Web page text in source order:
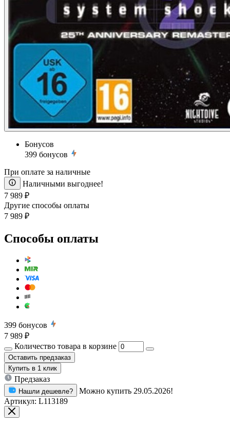
Бонусов
399 бонусов
При оплате за наличные
Наличными выгоднее!
7 989 ₽
Другие способы оплаты
7 989 ₽
Способы оплаты
399 бонусов
7 989 ₽
Количество товара в корзине
Оставить предзаказ
Купить в 1 клик
Предзаказ
Нашли дешевле?
Можно купить 29.05.2026!
Артикул: L113189